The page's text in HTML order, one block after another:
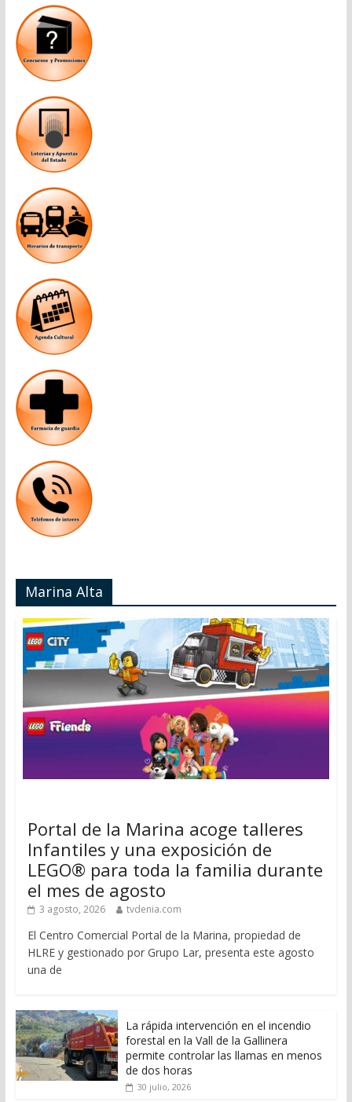
Marina Alta
Portal de la Marina acoge talleres
Infantiles y una exposición de
LEGO® para toda la familia durante
el mes de agosto
3 agosto, 2026 tvdenia.com
El Centro Comercial Portal de la Marina, propiedad de
HLRE y gestionado por Grupo Lar, presenta este agosto
una de
La rápida intervención en el incendio
forestal en la Vall de la Gallinera
permite controlar las llamas en menos
de dos horas
30 julio, 2026